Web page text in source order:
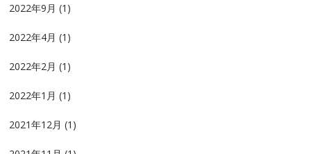
2022年9月 (1)
2022年4月 (1)
2022年2月 (1)
2022年1月 (1)
2021年12月 (1)